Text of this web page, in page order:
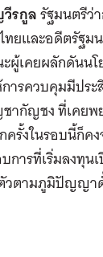
รกูลรัฐมนตรีว่
ยและอดีตรัฐมน
ผู้เคยผลักดันน
การควบคุมมีปร
ากัญชง ที่เคย
รั้งในรอบนี้ก็ค
การที่เริ่มลงทุน
วตามภูมิปัญญา